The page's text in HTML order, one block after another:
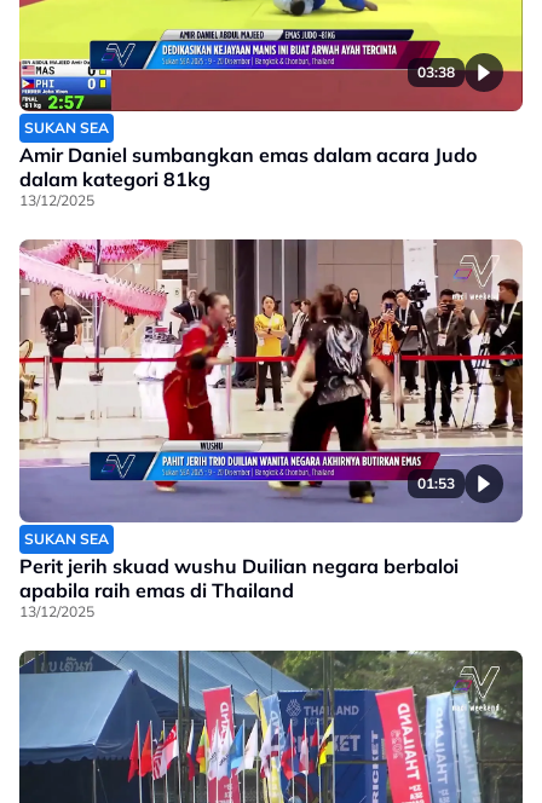
03:38
SUKAN SEA
Amir Daniel sumbangkan emas dalam acara Judo
dalam kategori 81kg
13/12/2025
01:53
SUKAN SEA
Perit jerih skuad wushu Duilian negara berbaloi
apabila raih emas di Thailand
13/12/2025